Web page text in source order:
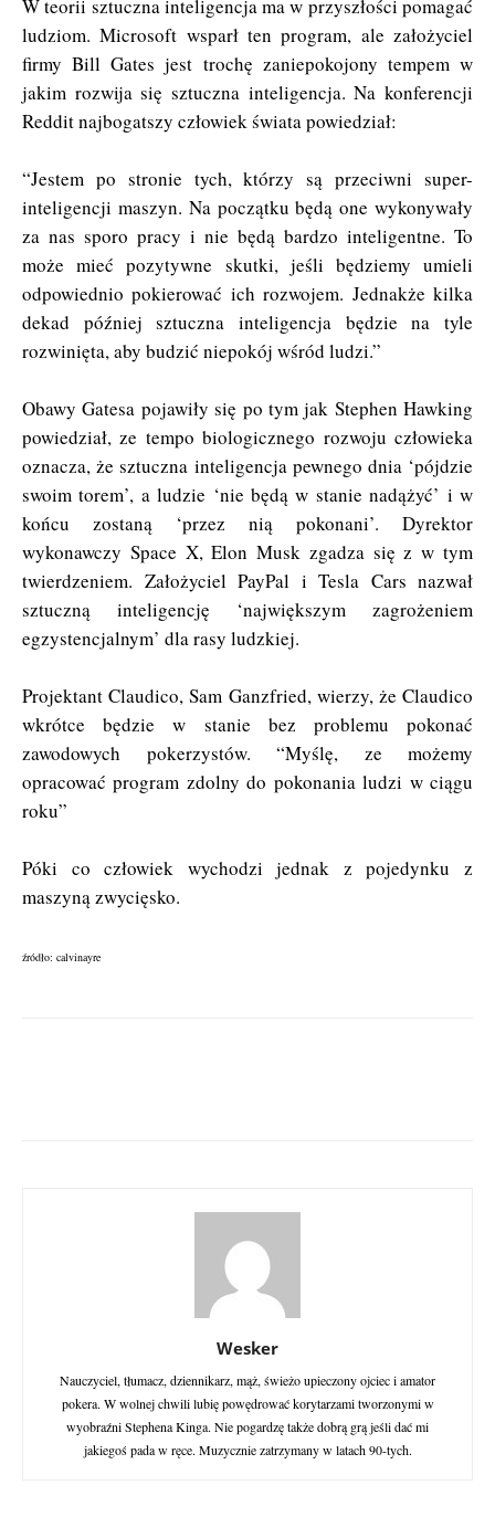
W teorii sztuczna inteligencja ma w przyszłości pomagać
ludziom. Microsoft wsparł ten program, ale założyciel
firmy Bill Gates jest trochę zaniepokojony tempem w
jakim rozwija się sztuczna inteligencja. Na konferencji
Reddit najbogatszy człowiek świata powiedział:
“Jestem po stronie tych, którzy są przeciwni super-
inteligencji maszyn. Na początku będą one wykonywały
za nas sporo pracy i nie będą bardzo inteligentne. To
może mieć pozytywne skutki, jeśli będziemy umieli
odpowiednio pokierować ich rozwojem. Jednakże kilka
dekad później sztuczna inteligencja będzie na tyle
rozwinięta, aby budzić niepokój wśród ludzi.”
Obawy Gatesa pojawiły się po tym jak Stephen Hawking
powiedział, ze tempo biologicznego rozwoju człowieka
oznacza, że sztuczna inteligencja pewnego dnia ‘pójdzie
swoim torem’, a ludzie ‘nie będą w stanie nadążyć’ i w
końcu zostaną ‘przez nią pokonani’. Dyrektor
wykonawczy Space X, Elon Musk zgadza się z w tym
twierdzeniem. Założyciel PayPal i Tesla Cars nazwał
sztuczną inteligencję ‘największym zagrożeniem
egzystencjalnym’ dla rasy ludzkiej.
Projektant Claudico, Sam Ganzfried, wierzy, że Claudico
wkrótce będzie w stanie bez problemu pokonać
zawodowych pokerzystów. “Myślę, ze możemy
opracować program zdolny do pokonania ludzi w ciągu
roku”
Póki co człowiek wychodzi jednak z pojedynku z
maszyną zwycięsko.
źródło: calvinayre
Wesker
Nauczyciel, tłumacz, dziennikarz, mąż, świeżo upieczony ojciec i amator
pokera. W wolnej chwili lubię powędrować korytarzami tworzonymi w
wyobraźni Stephena Kinga. Nie pogardzę także dobrą grą jeśli dać mi
jakiegoś pada w ręce. Muzycznie zatrzymany w latach 90-tych.